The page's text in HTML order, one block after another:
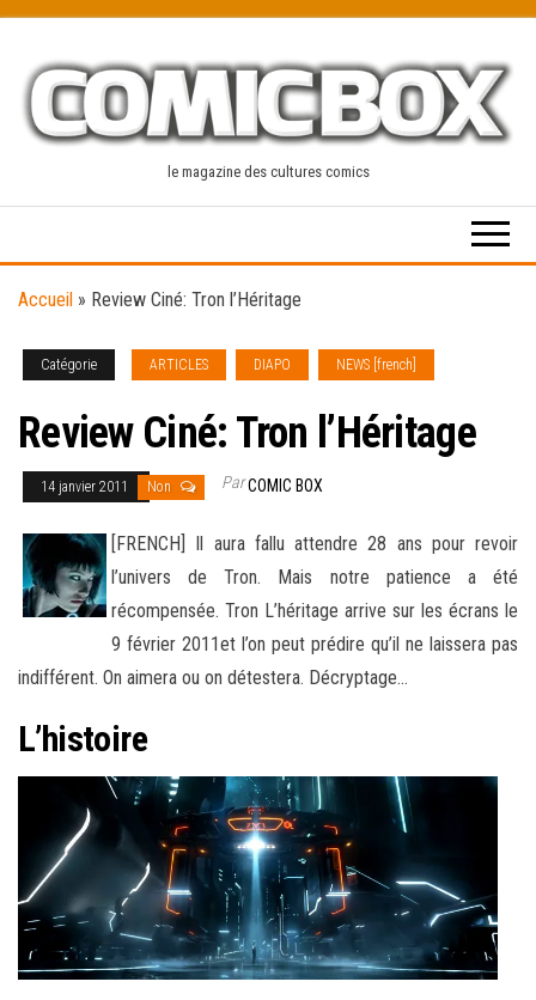
content
le magazine des cultures comics
Accueil » Review Ciné: Tron l’Héritage
Catégorie ARTICLES DIAPO NEWS [french]
Review Ciné: Tron l’Héritage
14 janvier 2011 Non ParCOMIC BOX
[FRENCH] Il aura fallu attendre 28 ans pour revoir
l’univers de Tron. Mais notre patience a été
récompensée. Tron L’héritage arrive sur les écrans le
9 février 2011et l’on peut prédire qu’il ne laissera pas
indifférent. On aimera ou on détestera. Décryptage…
L’histoire